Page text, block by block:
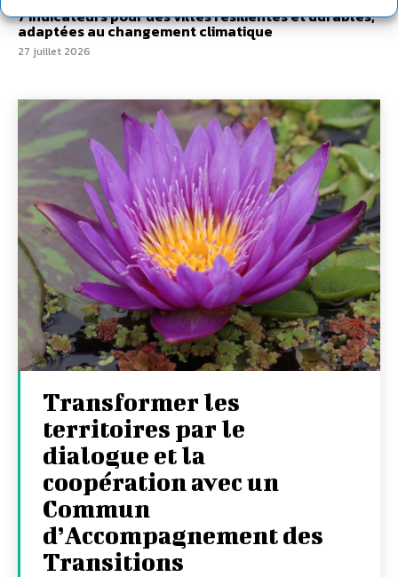
7 indicateurs pour des villes résilientes et durables,
adaptées au changement climatique
27 juillet 2026
Transformer les
territoires par le
dialogue et la
coopération avec un
Commun
d’Accompagnement des
Transitions